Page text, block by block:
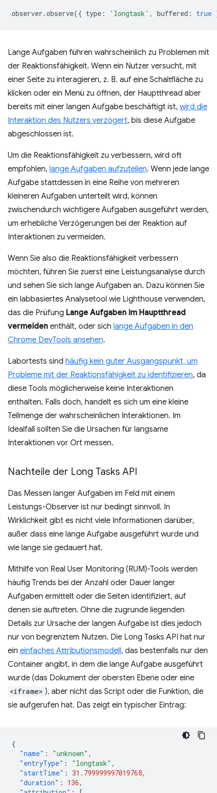
observer .observe({ type : 'longtask' , buffered : true
Lange Aufgaben führen wahrscheinlich zu Problemen mit
der Reaktionsfähigkeit. Wenn ein Nutzer versucht, mit
einer Seite zu interagieren, z. B. auf eine Schaltfläche zu
klicken oder ein Menü zu öffnen, der Hauptthread aber
bereits mit einer langen Aufgabe beschäftigt ist, wird die
Interaktion des Nutzers verzögert, bis diese Aufgabe
abgeschlossen ist.
Um die Reaktionsfähigkeit zu verbessern, wird oft
empfohlen, lange Aufgaben aufzuteilen. Wenn jede lange
Aufgabe stattdessen in eine Reihe von mehreren
kleineren Aufgaben unterteilt wird, können
zwischendurch wichtigere Aufgaben ausgeführt werden,
um erhebliche Verzögerungen bei der Reaktion auf
Interaktionen zu vermeiden.
Wenn Sie also die Reaktionsfähigkeit verbessern
möchten, führen Sie zuerst eine Leistungsanalyse durch
und sehen Sie sich lange Aufgaben an. Dazu können Sie
ein labbasiertes Analysetool wie Lighthouse verwenden,
das die Prüfung Lange Aufgaben im Hauptthread
vermeiden enthält, oder sich lange Aufgaben in den
Chrome DevTools ansehen.
Labortests sind häufig kein guter Ausgangspunkt, um
Probleme mit der Reaktionsfähigkeit zu identifizieren, da
diese Tools möglicherweise keine Interaktionen
enthalten. Falls doch, handelt es sich um eine kleine
Teilmenge der wahrscheinlichen Interaktionen. Im
Idealfall sollten Sie die Ursachen für langsame
Interaktionen vor Ort messen.
Nachteile der Long Tasks API
Das Messen langer Aufgaben im Feld mit einem
Leistungs-Observer ist nur bedingt sinnvoll. In
Wirklichkeit gibt es nicht viele Informationen darüber,
außer dass eine lange Aufgabe ausgeführt wurde und
wie lange sie gedauert hat.
Mithilfe von Real User Monitoring (RUM)-Tools werden
häufig Trends bei der Anzahl oder Dauer langer
Aufgaben ermittelt oder die Seiten identifiziert, auf
denen sie auftreten. Ohne die zugrunde liegenden
Details zur Ursache der langen Aufgabe ist dies jedoch
nur von begrenztem Nutzen. Die Long Tasks API hat nur
ein einfaches Attributionsmodell, das bestenfalls nur den
Container angibt, in dem die lange Aufgabe ausgeführt
wurde (das Dokument der obersten Ebene oder eine
<iframe> ), aber nicht das Script oder die Funktion, die
sie aufgerufen hat. Das zeigt ein typischer Eintrag:
{
"name" : "unknown" ,
"entryType" : "longtask" ,
"startTime" : 31.799999997019768,
"duration" : 136,